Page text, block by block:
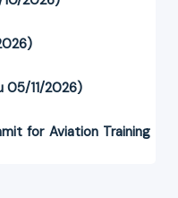
05/11/2026)
for Aviation Training